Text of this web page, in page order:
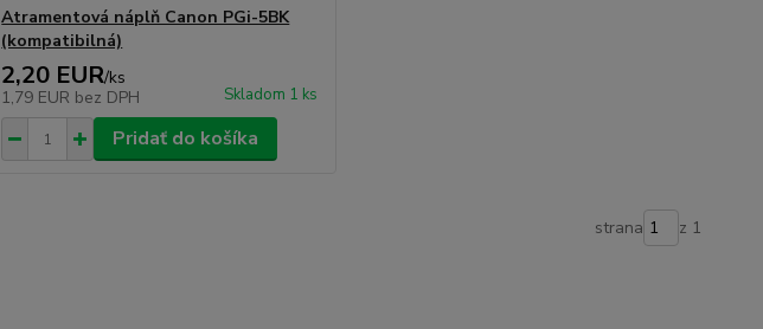
Atramentová náplň Canon PGi-5BK
(kompatibilná)
2,20 EUR/ks
1,79 EUR bez DPH Skladom 1 ks
Pridať do košíka
strana z 1